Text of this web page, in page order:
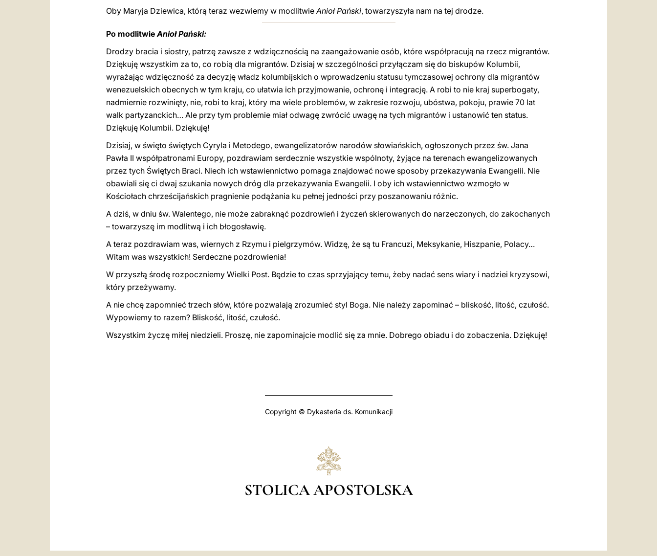
Oby Maryja Dziewica, którą teraz wezwiemy w modlitwieAnioł Pański, towarzyszyła nam na tej drodze.
Po modlitwieAnioł Pański:
Drodzy bracia i siostry, patrzę zawsze z wdzięcznością na zaangażowanie osób, które współpracują na rzecz migrantów.
Dziękuję wszystkim za to, co robią dla migrantów. Dzisiaj w szczególności przyłączam się do biskupów Kolumbii,
wyrażając wdzięczność za decyzję władz kolumbijskich o wprowadzeniu statusu tymczasowej ochrony dla migrantów
wenezuelskich obecnych w tym kraju, co ułatwia ich przyjmowanie, ochronę i integrację. A robi to nie kraj superbogaty,
nadmiernie rozwinięty, nie, robi to kraj, który ma wiele problemów, w zakresie rozwoju, ubóstwa, pokoju, prawie 70 lat
walk partyzanckich… Ale przy tym problemie miał odwagę zwrócić uwagę na tych migrantów i ustanowić ten status.
Dziękuję Kolumbii. Dziękuję!
Dzisiaj, w święto świętych Cyryla i Metodego, ewangelizatorów narodów słowiańskich, ogłoszonych przez św. Jana
Pawła II współpatronami Europy, pozdrawiam serdecznie wszystkie wspólnoty, żyjące na terenach ewangelizowanych
przez tych Świętych Braci. Niech ich wstawiennictwo pomaga znajdować nowe sposoby przekazywania Ewangelii. Nie
obawiali się ci dwaj szukania nowych dróg dla przekazywania Ewangelii. I oby ich wstawiennictwo wzmogło w
Kościołach chrześcijańskich pragnienie podążania ku pełnej jedności przy poszanowaniu różnic.
A dziś, w dniu św. Walentego, nie może zabraknąć pozdrowień i życzeń skierowanych do narzeczonych, do zakochanych
– towarzyszę im modlitwą i ich błogosławię.
A teraz pozdrawiam was, wiernych z Rzymu i pielgrzymów. Widzę, że są tu Francuzi, Meksykanie, Hiszpanie, Polacy…
Witam was wszystkich! Serdeczne pozdrowienia!
W przyszłą środę rozpoczniemy Wielki Post. Będzie to czas sprzyjający temu, żeby nadać sens wiary i nadziei kryzysowi,
który przeżywamy.
A nie chcę zapomnieć trzech słów, które pozwalają zrozumieć styl Boga. Nie należy zapominać – bliskość, litość, czułość.
Wypowiemy to razem? Bliskość, litość, czułość.
Wszystkim życzę miłej niedzieli. Proszę, nie zapominajcie modlić się za mnie. Dobrego obiadu i do zobaczenia. Dziękuję!
Copyright © Dykasteria ds. Komunikacji
STOLICA APOSTOLSKA